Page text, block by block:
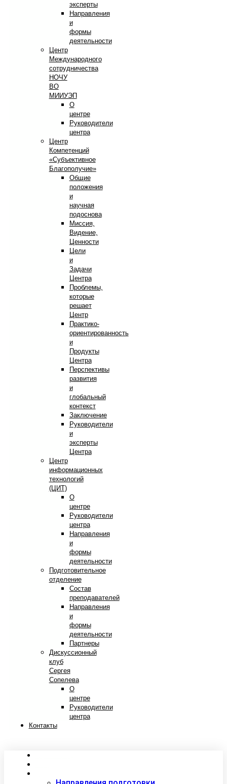
эксперты
Направления
и
формы
деятельности
Центр
Международного
сотрудничества
НОЧУ
ВО
МИИУЭП
О
центре
Руководители
центра
Центр
Компетенций
«Субъективное
Благополучие»
Общие
положения
и
научная
подоснова
Миссия,
Видение,
Ценности
Цели
и
Задачи
Центра
Проблемы,
которые
решает
Центр
Практико-
ориентированность
и
Продукты
Центра
Перспективы
развития
и
глобальный
контекст
Заключение
Руководители
и
эксперты
Центра
Центр
информационных
технологий
(ЦИТ)
О
центре
Руководители
центра
Направления
и
формы
деятельности
Подготовительное
отделение
Состав
преподавателей
Направления
и
формы
деятельности
Партнеры
Дискуссионный
клуб
Сергея
Сопелева
О
центре
Руководители
центра
Контакты